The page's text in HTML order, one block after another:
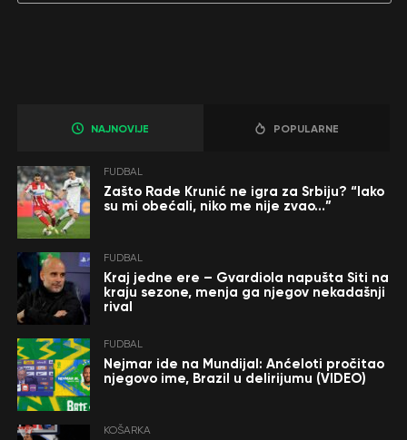
NAJNOVIJE POPULARNE
FUDBAL
Zašto Rade Krunić ne igra za Srbiju? “Iako
su mi obećali, niko me nije zvao…”
FUDBAL
Kraj jedne ere – Gvardiola napušta Siti na
kraju sezone, menja ga njegov nekadašnji
rival
FUDBAL
Nejmar ide na Mundijal: Anćeloti pročitao
njegovo ime, Brazil u delirijumu (VIDEO)
KOŠARKA